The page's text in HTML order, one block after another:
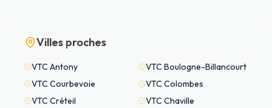
Villes proches
VTC Antony VTC Boulogne-Billancourt
VTC Courbevoie VTC Colombes
VTC Créteil VTC Chaville